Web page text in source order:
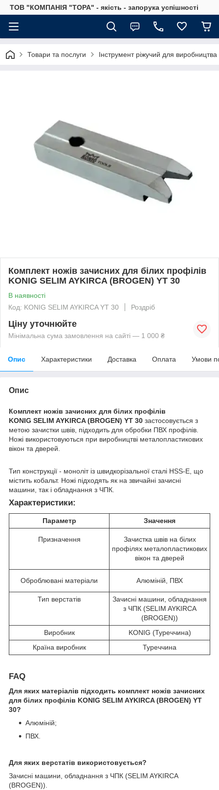
ТОВ "КОМПАНІЯ "ТОРА" - якість - запорука успішності
Товари та послуги Інструмент ріжучий для виробництва
Комплект ножів зачисних для білих профілів
KONIG SELIM AYKIRCA (BROGEN) YT 30
В наявності
Код: KONIG SELIM AYKIRCA YT 30
Роздріб
Ціну уточнюйте
Мінімальна сума замовлення на сайті — 1 000 ₴
Опис Характеристики Доставка Оплата Умови
Опис
Комплект ножів зачисних для білих профілів
KONIG SELIM AYKIRCA (BROGEN) YT 30 застосовується з
метою зачистки швів, підходить для обробки ПВХ профілів.
Ножі використовуються при виробництві металопластикових
вікон та дверей.
Тип конструкції - моноліт із швидкорізальної сталі HSS-E, що
містить кобальт. Ножі підходять як на звичайні зачисні
машини, так і обладнання з ЧПК.
Характеристики:
Параметр Значення
Призначення
Зачистка швів на білих
профілях металопластикових
вікон та дверей
Оброблювані матеріали Алюміній, ПВХ
Тип верстатів
Зачисні машини, обладнання
з ЧПК (SELIM AYKIRCA
(BROGEN))
Виробник
KONIG (Туреччина)
Країна виробник
Туреччина
FAQ
Для яких матеріалів підходить комплект ножів зачисних
для білих профілів KONIG SELIM AYKIRCA (BROGEN) YT
30?
Алюміній;
ПВХ.
Для яких верстатів використовується?
Зачисні машини, обладнання з ЧПК (SELIM AYKIRCA
(BROGEN)).